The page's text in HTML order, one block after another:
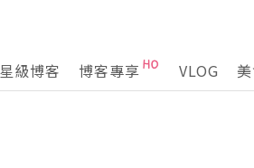
星級博客 博客專享 VLOG